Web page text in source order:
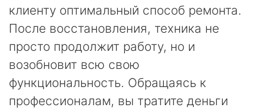
клиенту оптимальный способ ремонта.
После восстановления, техника не
просто продолжит работу, но и
возобновит всю свою
функциональность. Обращаясь к
профессионалам, вы тратите деньги